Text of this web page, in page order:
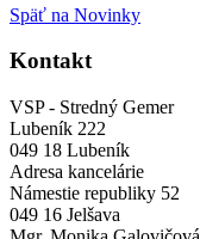
Späť na Novinky
Kontakt
VSP - Stredný Gemer
Lubeník 222
049 18 Lubeník
Adresa kancelárie
Námestie republiky 52
049 16 Jelšava